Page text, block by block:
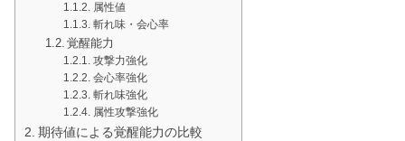
属性値
斬れ味・会心率
覚醒能力
攻撃力強化
会心率強化
斬れ味強化
属性攻撃強化
期待値による覚醒能力の比較